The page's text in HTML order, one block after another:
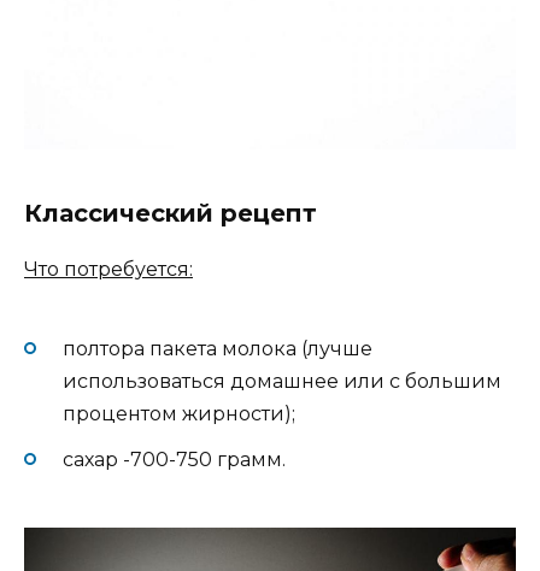
Классический рецепт
Что потребуется:
полтора пакета молока (лучше
использоваться домашнее или с большим
процентом жирности);
сахар -700-750 грамм.